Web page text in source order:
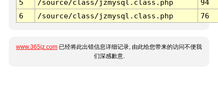
5
/source/class/jzmysql.class.php
94
6
/source/class/jzmysql.class.php 76
www.365jz.com 已经将此出错信息详细记录, 由此给您带来的访问不便我
们深感歉意.